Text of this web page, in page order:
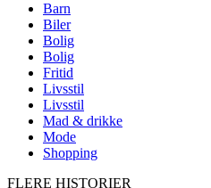
Barn
Biler
Bolig
Bolig
Fritid
Livsstil
Livsstil
Mad & drikke
Mode
Shopping
FLERE HISTORIER